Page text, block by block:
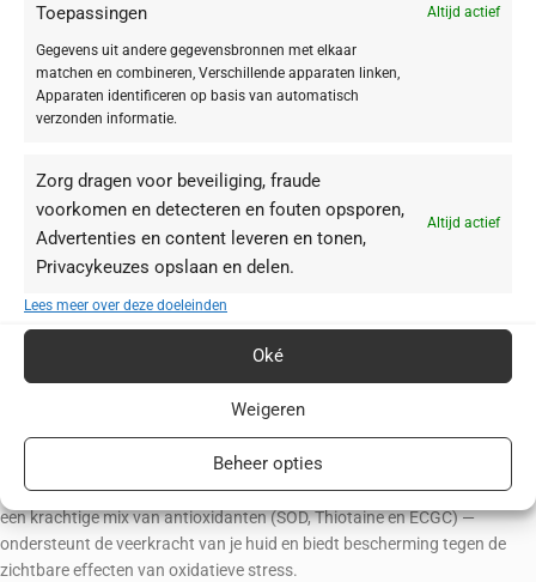
Toepassingen Altijd actief
Gegevens uit andere gegevensbronnen met elkaar
matchen en combineren, Verschillende apparaten linken,
Apparaten identificeren op basis van automatisch
verzonden informatie.
Zorg dragen voor beveiliging, fraude
voorkomen en detecteren en fouten opsporen,
Advertenties en content leveren en tonen,
Privacykeuzes opslaan en delen.
Altijd actief
Lees meer over deze doeleinden
Oké
Weigeren
Beheer opties
Multivitaminale Kalmering:
Het complex bevat essentiële vitaminen
zoalsPanthenol (Pro-Vitamine B5),Niacinamide (Vitamine B3)
Cobalamine (Vitamine B12).
Vitamine B12 (Cobalamine) kalmeert je huid direct en ondersteunt de
barrière.
zichtbare huidvernieuwing, en vermindert huidproblemen.
Niacinamide (B3) bevordert de aanmaak van ceramiden, versterkt de
natuurlijke huidbarrière en draagt bij aan een gladdere, meer
evenwichtige huid.
Barrière en Voeding:
Amandelolie
huidbarrière met essentiële vetzuren en voorziet je huid zachtjes van
voedingsstoffen voor een merkbaar soepel huidgevoel.Biotine
draagt bij aan het behoud van gezonde huidfuncties.
Verlichting en Bescherming:Beta-Glucanstaat bekend om zijn
antioxidatieve en intensief kalmerende eigenschappen, waardoor het
door droogte veroorzaakte lichte roodheid en spanningsgevoelens
Drievoudige Weerstand:DeTRPF (Triple Radical Protection Factor)—
een krachtige mix van antioxidanten (SOD, Thiotaine en ECGC) —
ondersteunt de veerkracht van je huid en biedt bescherming tegen de
zichtbare effecten van oxidatieve stress.